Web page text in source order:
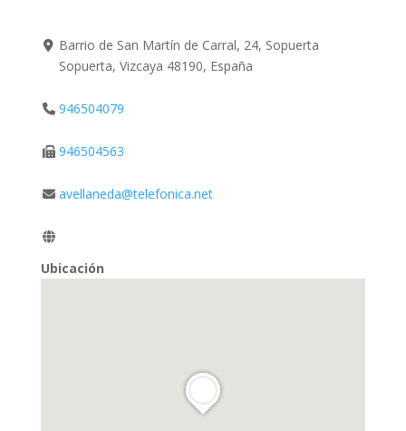
Barrio de San Martín de Carral, 24, Sopuerta
Sopuerta, Vizcaya 48190, España
946504079
946504563
avellaneda@telefonica.net
Ubicación